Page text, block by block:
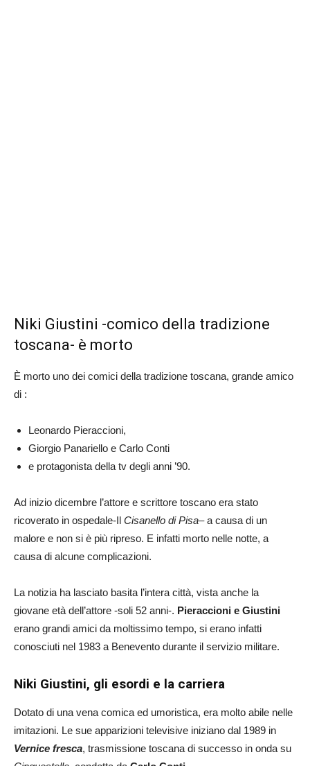
Niki Giustini -comico della tradizione
toscana- è morto
È morto uno dei comici della tradizione toscana, grande amico
di :
Leonardo Pieraccioni,
Giorgio Panariello e Carlo Conti
e protagonista della tv degli anni ’90.
Ad inizio dicembre l’attore e scrittore toscano era stato
ricoverato in ospedale-Il Cisanello di Pisa– a causa di un
malore e non si è più ripreso. E infatti morto nelle notte, a
causa di alcune complicazioni.
La notizia ha lasciato basita l’intera città, vista anche la
giovane età dell’attore -soli 52 anni-. Pieraccioni e Giustini
erano grandi amici da moltissimo tempo, si erano infatti
conosciuti nel 1983 a Benevento durante il servizio militare.
Niki Giustini, gli esordi e la carriera
Dotato di una vena comica ed umoristica, era molto abile nelle
imitazioni. Le sue apparizioni televisive iniziano dal 1989 in
Vernice fresca, trasmissione toscana di successo in onda su